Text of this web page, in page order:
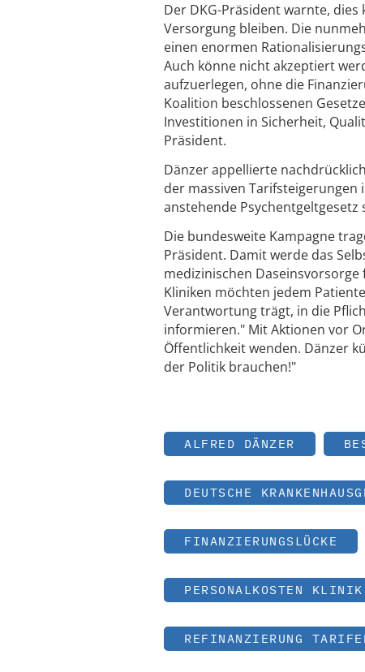
Der DKG-Präsident warnte,
Versorgung bleiben. Die
einen enormen
Auch könne nicht akzeptiert
aufzuerlegen, ohne die
Koalition beschlossenen
Investitionen in Sicherheit,
Präsident.
Dänzer appellierte
der massiven Tarifsteigerungen
anstehende Psychentgeltgesetz
Die bundesweite Kampagne
Präsident. Damit werde das
medizinischen
Kliniken möchten jedem
Verantwortung trägt, in die
informieren." Mit Aktionen vor
Öffentlichkeit wenden. Dänzer
der Politik brauchen!"
ALFRED DÄNZER
DEUTSCHE
FINANZIERUNGSLÜCKE
PERSONALKOSTEN KLINIK
REFINANZIERUNG